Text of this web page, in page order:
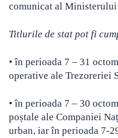
comunicat al
Titlurile de stat pot fi
• în perioada 7 – 31
operative ale Trezoreriei
• în perioada 7 – 30
poștale ale Companiei
urban, iar în perioada 7-